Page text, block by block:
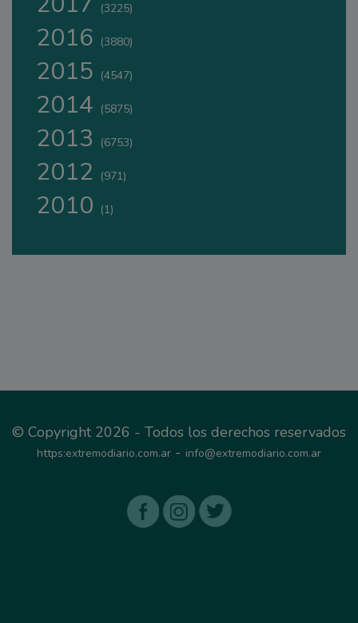
(3225)
2016 (3880)
2015 (4547)
2014 (5875)
2013 (6753)
2012 (971)
2010 (1)
© Copyright 2026 - Todos los derechos reservados
https:extremodiario.com.ar - info@extremodiario.com.ar